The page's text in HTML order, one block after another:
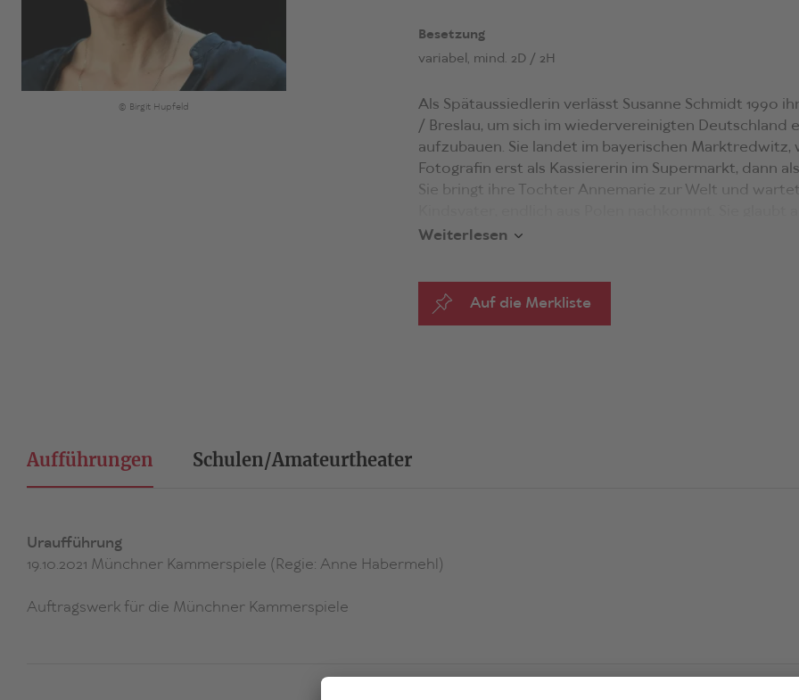
© Birgit Hupfeld
Besetzung
variabel, mind. 2D / 2H
Als Spätaussiedlerin verlässt Susanne Schmidt 1990
/ Breslau, um sich im wiedervereinigten Deutschland
aufzubauen. Sie landet im bayerischen Marktredwitz,
Fotografin erst als Kassiererin im Supermarkt, dann
Sie bringt ihre Tochter Annemarie zur Welt und
gerechtere Welt im Westen, während Pjotr sich
Alternativen, die einander auszuschließen scheinen.
die Hoffnungen, die sich mit dem jeweiligen Aufbruch
Weiterlesen
Auf die Merkliste
Aufführungen Schulen/Amateurtheater
Uraufführung
19.10.2021 Münchner Kammerspiele (Regie: Anne Habermehl)
Auftragswerk für die Münchner Kammerspiele